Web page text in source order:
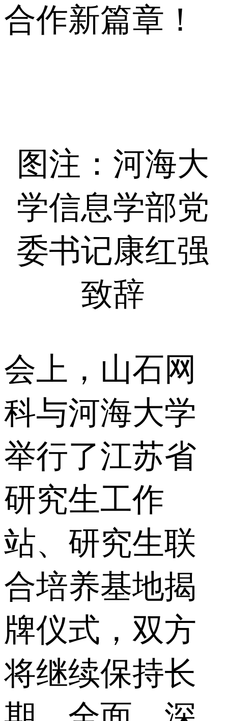
合作新篇章！
图注：河海大
学信息学部党
委书记康红强
致辞
会上，山石网
科与河海大学
举行了江苏省
研究生工作
站、研究生联
合培养基地揭
牌仪式，双方
将继续保持长